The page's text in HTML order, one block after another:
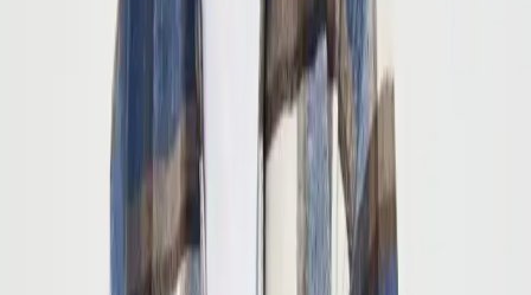
beden ölçülerini kullanabilir.
Kullanım Alanları ve Kombinasyon
Günlük Şıklık ve Çok Yönlülük
rahatlıkla kullanılabilir. Özellikle sonbahar ve
kış aylarında, iç mekanlarda veya dışarıda rahatlıkla tercih edilebilir.
Renk uyumu ve sade deseni, çeşitli pantolon ve ayakkabılarla
kolayca kombinlenebilir. Kot pantolonlar, chino pantolonlar ve hatta
kumaş pantolonlarla uyum sağlar. Ayrıca, gömlek altına basic t-